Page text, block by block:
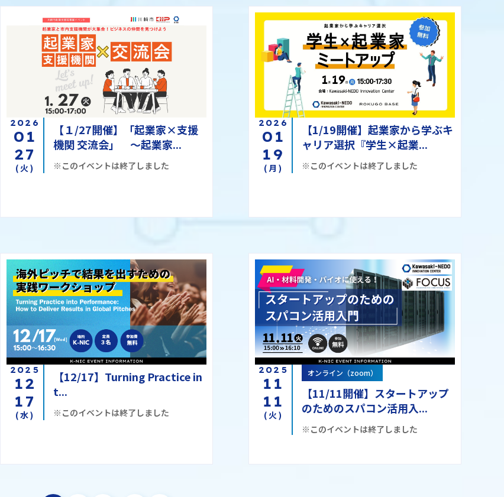
2026
01
27
(火)
【１/27開催】「起業家×⽀援
機関 交流会」 〜起業家...
※このイベントは終了しました
2026
01
19
(月)
【1/19開催】起業家から学ぶキ
ャリア選択『学生×起業...
※このイベントは終了しました
2025
12
17
(水)
【12/17】Turning Practice in
t...
※このイベントは終了しました
2025
11
11
(火)
オンライン（zoom）
【11/11開催】スタートアップ
のためのスパコン活用入...
※このイベントは終了しました